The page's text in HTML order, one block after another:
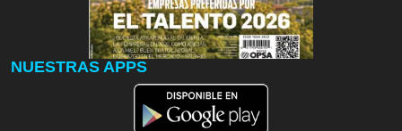
NUESTRAS APPS